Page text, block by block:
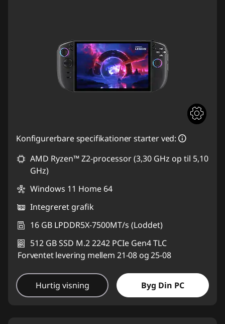
Konfigurerbare specifikationer starter ved:
AMD Ryzen™ Z2-processor (3,30 GHz op til 5,10
GHz)
Windows 11 Home 64
Integreret grafik
16 GB LPDDR5X-7500MT/s (Loddet)
512 GB SSD M.2 2242 PCIe Gen4 TLC
Forventet levering mellem 21-08 og 25-08
Hurtig visning Byg Din PC